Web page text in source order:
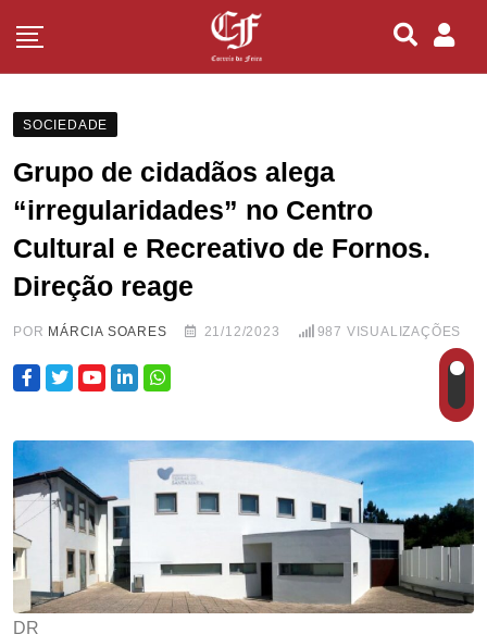
SOCIEDADE
Grupo de cidadãos alega
“irregularidades” no Centro
Cultural e Recreativo de Fornos.
Direção reage
POR MÁRCIA SOARES 21/12/2023 987 VISUALIZAÇÕES
DR